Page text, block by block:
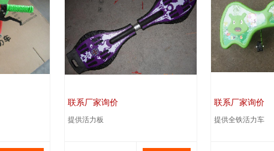
联系厂家询价
提供活力板
联系厂家询价
提供全铁活力车